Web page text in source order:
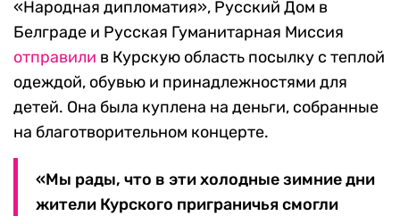
«Народная дипломатия», Русский Дом в
Белграде и Русская Гуманитарная Миссия
отправили в Курскую область посылку с теплой
одеждой, обувью и принадлежностями для
детей. Она была куплена на деньги, собранные
на благотворительном концерте.
«Мы рады, что в эти холодные зимние дни
жители Курского приграничья смогли